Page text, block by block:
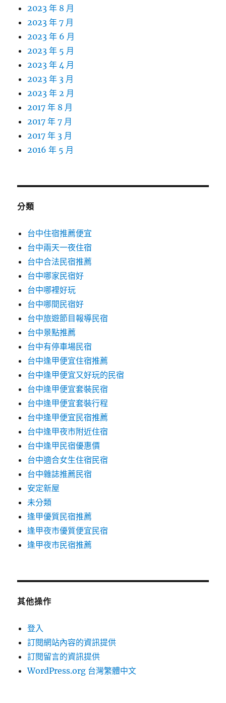
2023 年 8 月
2023 年 7 月
2023 年 6 月
2023 年 5 月
2023 年 4 月
2023 年 3 月
2023 年 2 月
2017 年 8 月
2017 年 7 月
2017 年 3 月
2016 年 5 月
分類
台中住宿推薦便宜
台中兩天一夜住宿
台中合法民宿推薦
台中哪家民宿好
台中哪裡好玩
台中哪間民宿好
台中旅遊節目報導民宿
台中景點推薦
台中有停車場民宿
台中逢甲便宜住宿推薦
台中逢甲便宜又好玩的民宿
台中逢甲便宜套裝民宿
台中逢甲便宜套裝行程
台中逢甲便宜民宿推薦
台中逢甲夜市附近住宿
台中逢甲民宿優惠價
台中適合女生住宿民宿
台中雜誌推薦民宿
安定新屋
未分類
逢甲優質民宿推薦
逢甲夜市優質便宜民宿
逢甲夜市民宿推薦
其他操作
登入
訂閱網站內容的資訊提供
訂閱留言的資訊提供
WordPress.org 台灣繁體中文